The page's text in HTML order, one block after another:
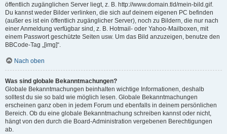
öffentlich zugänglichen Server liegt, z. B. http://www.domain.tld/mein-bild.gif.
Du kannst weder Bilder verlinken, die sich auf deinem eigenen PC befinden
(außer es ist ein öffentlich zugänglicher Server), noch zu Bildern, die nur nach
einer Anmeldung verfügbar sind, z. B. Hotmail- oder Yahoo-Mailboxen, mit
einem Passwort geschützte Seiten usw. Um das Bild anzuzeigen, benutze den
BBCode-Tag „[img]“.
Nach oben
Was sind globale Bekanntmachungen?
Globale Bekanntmachungen beinhalten wichtige Informationen, deshalb
solltest du sie so bald wie möglich lesen. Globale Bekanntmachungen
erscheinen ganz oben in jedem Forum und ebenfalls in deinem persönlichen
Bereich. Ob du eine globale Bekanntmachung schreiben kannst oder nicht,
hängt von den durch die Board-Administration vergebenen Berechtigungen
ab.